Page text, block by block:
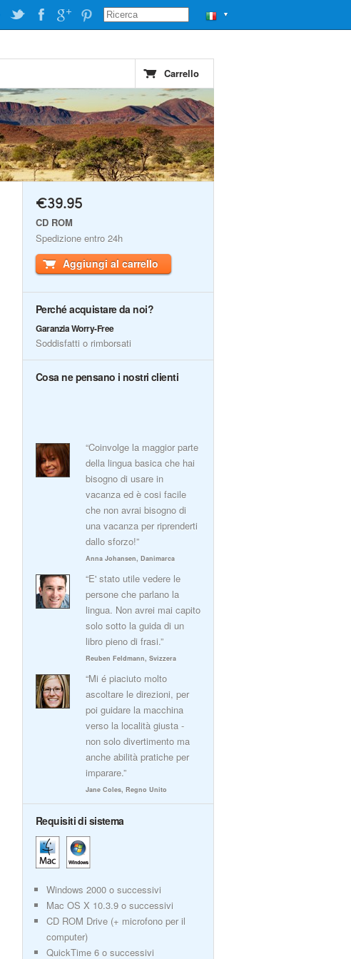
▼
Carrello
€39.95
CD ROM
Spedizione entro 24h
Aggiungi al carrello
Perché acquistare da noi?
Garanzia Worry-Free
Soddisfatti o rimborsati
Cosa ne pensano i nostri clienti
“Coinvolge la maggior parte
della lingua basica che hai
bisogno di usare in
vacanza ed è cosi facile
che non avrai bisogno di
una vacanza per riprenderti
dallo sforzo!”
Anna Johansen, Danimarca
“E' stato utile vedere le
persone che parlano la
lingua. Non avrei mai capito
solo sotto la guida di un
libro pieno di frasi.”
Reuben Feldmann, Svizzera
“Mi é piaciuto molto
ascoltare le direzioni, per
poi guidare la macchina
verso la località giusta -
non solo divertimento ma
anche abilità pratiche per
imparare.”
Jane Coles, Regno Unito
Requisiti di sistema
Windows 2000 o successivi
Mac OS X 10.3.9 o successivi
CD ROM Drive (+ microfono per il
computer)
QuickTime 6 o successivi